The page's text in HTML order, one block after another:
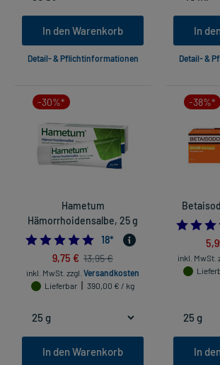
In den Warenkorb
Detail- & Pflichtinformationen
In
Detail- &
-30%*
Hametum
Hämorrhoidensalbe, 25 g
4.944444444444445
18*
9,75 € 13,95 €
inkl. MwSt. zzgl. Versandkosten
Lieferbar
390,00 € / kg
In den Warenkorb
-38%*
inkl. MwSt.
In